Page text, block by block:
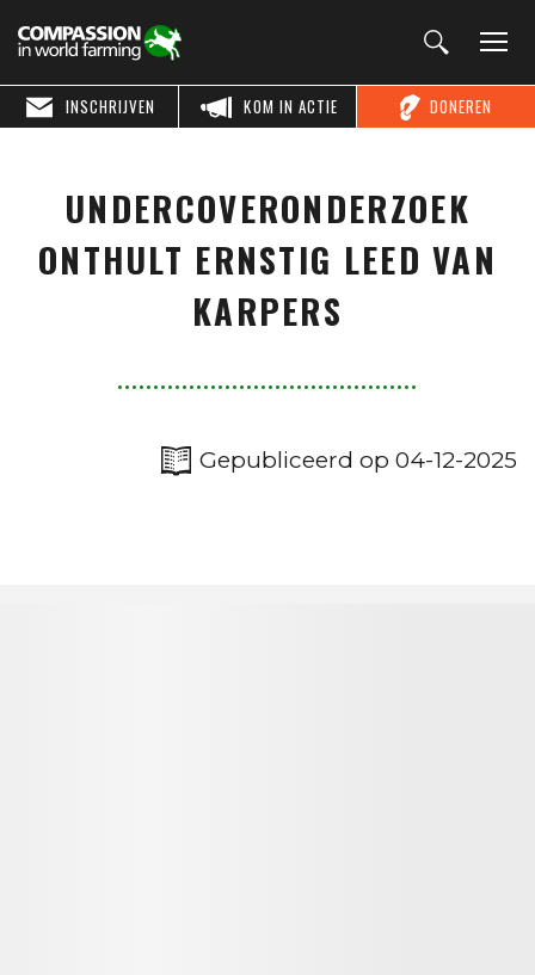
DONEREN
KOM IN ACTIE
INSCHRIJVEN
UNDERCOVERONDERZOEK
ONTHULT ERNSTIG LEED VAN
KARPERS
Gepubliceerd op 04-12-2025